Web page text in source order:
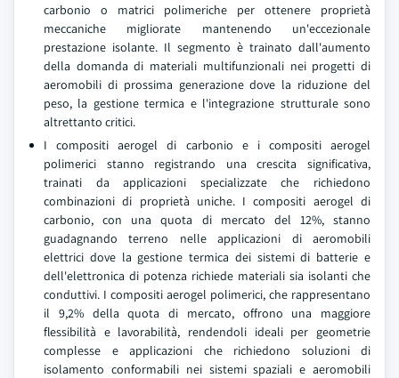
carbonio o matrici polimeriche per ottenere proprietà
meccaniche migliorate mantenendo un'eccezionale
prestazione isolante. Il segmento è trainato dall'aumento
della domanda di materiali multifunzionali nei progetti di
aeromobili di prossima generazione dove la riduzione del
peso, la gestione termica e l'integrazione strutturale sono
altrettanto critici.
I compositi aerogel di carbonio e i compositi aerogel
polimerici stanno registrando una crescita significativa,
trainati da applicazioni specializzate che richiedono
combinazioni di proprietà uniche. I compositi aerogel di
carbonio, con una quota di mercato del 12%, stanno
guadagnando terreno nelle applicazioni di aeromobili
elettrici dove la gestione termica dei sistemi di batterie e
dell'elettronica di potenza richiede materiali sia isolanti che
conduttivi. I compositi aerogel polimerici, che rappresentano
il 9,2% della quota di mercato, offrono una maggiore
flessibilità e lavorabilità, rendendoli ideali per geometrie
complesse e applicazioni che richiedono soluzioni di
isolamento conformabili nei sistemi spaziali e aeromobili